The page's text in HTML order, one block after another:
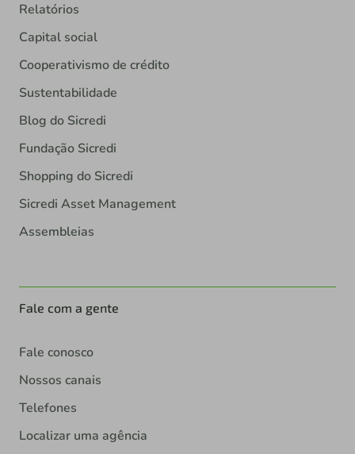
Relatórios
Capital social
Cooperativismo de crédito
Sustentabilidade
Blog do Sicredi
Fundação Sicredi
Shopping do Sicredi
Sicredi Asset Management
Assembleias
Fale com a gente
Fale conosco
Nossos canais
Telefones
Localizar uma agência